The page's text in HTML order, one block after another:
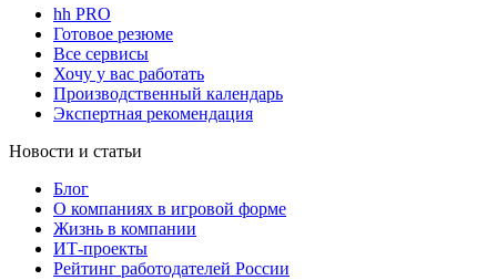
hh PRO
Готовое резюме
Все сервисы
Хочу у вас работать
Производственный календарь
Экспертная рекомендация
Новости и статьи
Блог
О компаниях в игровой форме
Жизнь в компании
ИТ-проекты
Рейтинг работодателей России